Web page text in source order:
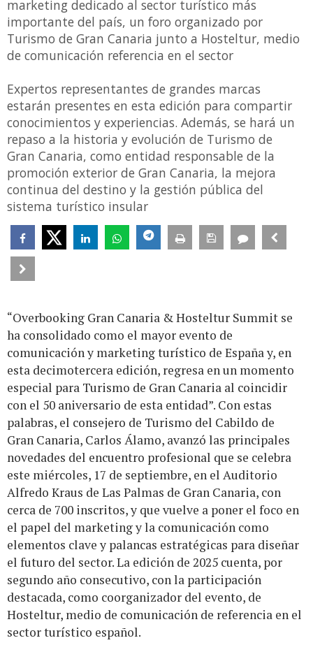
marketing dedicado al sector turístico más
importante del país, un foro organizado por
Turismo de Gran Canaria junto a Hosteltur, medio
de comunicación referencia en el sector
Expertos representantes de grandes marcas
estarán presentes en esta edición para compartir
conocimientos y experiencias. Además, se hará un
repaso a la historia y evolución de Turismo de
Gran Canaria, como entidad responsable de la
promoción exterior de Gran Canaria, la mejora
continua del destino y la gestión pública del
sistema turístico insular
“Overbooking Gran Canaria & Hosteltur Summit se
ha consolidado como el mayor evento de
comunicación y marketing turístico de España y, en
esta decimotercera edición, regresa en un momento
especial para Turismo de Gran Canaria al coincidir
con el 50 aniversario de esta entidad”. Con estas
palabras, el consejero de Turismo del Cabildo de
Gran Canaria, Carlos Álamo, avanzó las principales
novedades del encuentro profesional que se celebra
este miércoles, 17 de septiembre, en el Auditorio
Alfredo Kraus de Las Palmas de Gran Canaria, con
cerca de 700 inscritos, y que vuelve a poner el foco en
el papel del marketing y la comunicación como
elementos clave y palancas estratégicas para diseñar
el futuro del sector. La edición de 2025 cuenta, por
segundo año consecutivo, con la participación
destacada, como coorganizador del evento, de
Hosteltur, medio de comunicación de referencia en el
sector turístico español.